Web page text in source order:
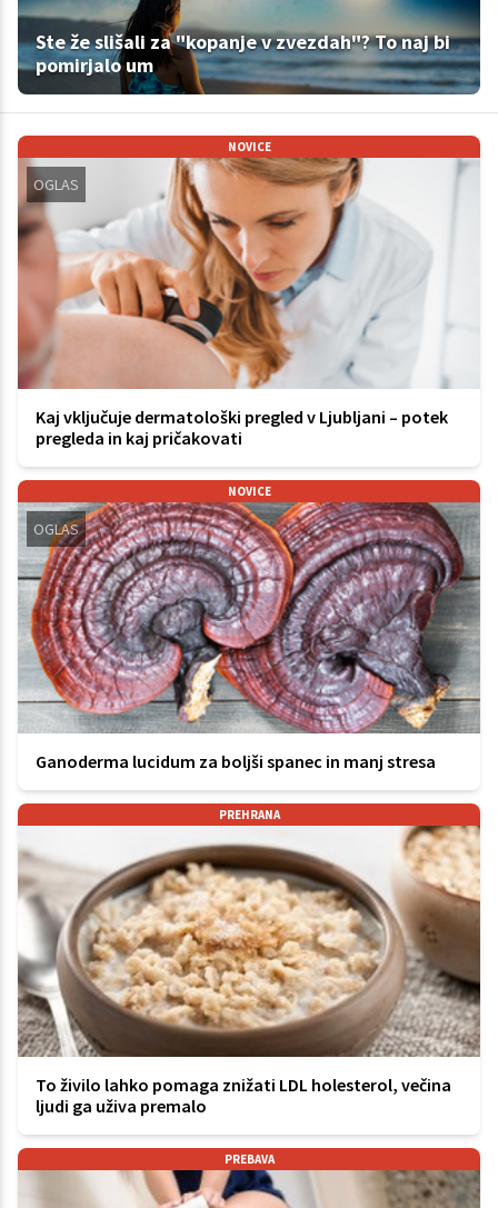
Ste že slišali za "kopanje v zvezdah"? To naj bi
pomirjalo um
NOVICE
OGLAS
Kaj vključuje dermatološki pregled v Ljubljani – potek
pregleda in kaj pričakovati
NOVICE
OGLAS
Ganoderma lucidum za boljši spanec in manj stresa
PREHRANA
To živilo lahko pomaga znižati LDL holesterol, večina
ljudi ga uživa premalo
PREBAVA